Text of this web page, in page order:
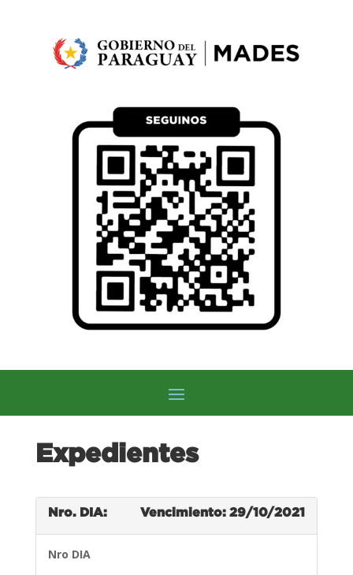
Expedientes
Nro. DIA: Vencimiento: 29/10/2021
Nro DIA